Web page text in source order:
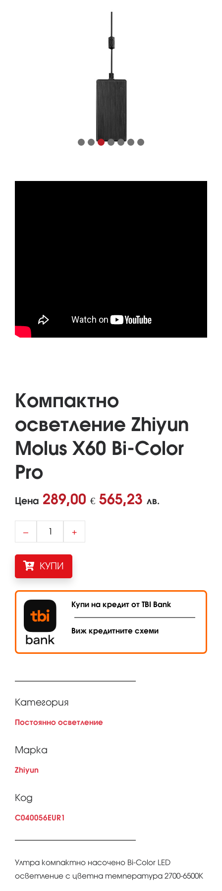
Компактно
осветление Zhiyun
Molus X60 Bi-Color
Pro
Цена 289,00 € 565,23 лв.
– +
КУПИ
Купи на кредит от TBI Bank
Виж кредитните схеми
Категория
Постоянно осветление
Марка
Zhiyun
Код
C040056EUR1
Ултра компактно насочено Bi-Color LED
осветление с цветна температура 2700-6500K